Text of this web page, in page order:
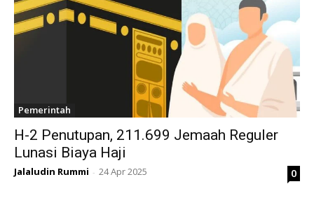
Pemerintah
H-2 Penutupan, 211.699 Jemaah Reguler
Lunasi Biaya Haji
Jalaludin Rummi - 24 Apr 2025 0